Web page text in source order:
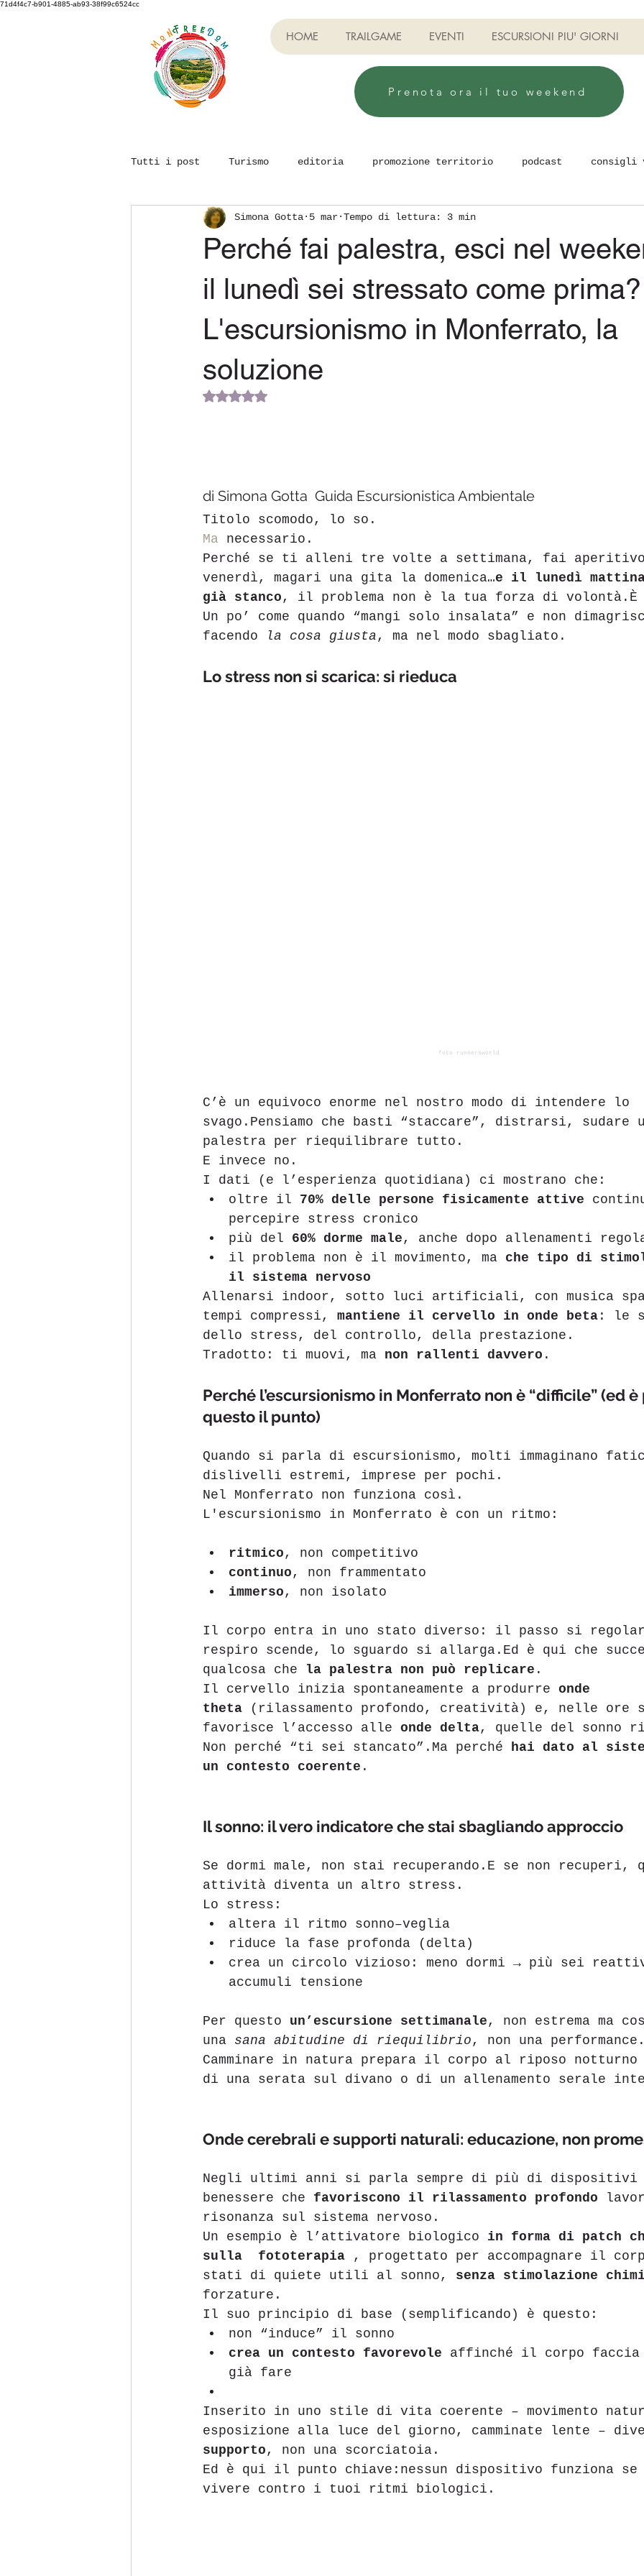
71d4f4c7-b901-4885-ab93-38f99c6524cc
HOME TRAILGAME EVENTI ESCURSIONI PIU' GIORNI
Prenota ora il tuo weekend
Tutti i post Turismo editoria promozione territorio podcast consigli
Evento Monfreedom Team Building Camminare e stare bene
Perché fai palestra, esci nel
il lunedì sei stressato come prima?
L'escursionismo in Monferrato, la
soluzione
Simona Gotta 5 mar Tempo di lettura: 3 min
Valutazione NaN stelle su 5.
di Simona Gotta  Guida Escursionistica Ambientale
Titolo scomodo, lo so.
Ma necessario.
Perché se ti alleni tre volte a settimana, fai
venerdì, magari una gita la domenica…e il lunedì
già stanco , il problema non è la tua forza di
Un po’ come quando “mangi solo insalata” e non
facendo
la cosa giusta , ma nel modo sbagliato.
Lo stress non si scarica: si rieduca
foto runnersworld
C’è un equivoco enorme nel nostro modo di intendere lo
svago.Pensiamo che basti “staccare”, distrarsi, sudare
palestra per riequilibrare tutto.
E invece no.
I dati (e l’esperienza quotidiana) ci mostrano che:
oltre il 70% delle persone fisicamente attive
percepire stress cronico
più del 60% dorme male , anche dopo allenamenti
il problema non è il movimento, ma che tipo di
il sistema nervoso
Allenarsi indoor, sotto luci artificiali, con musica
tempi compressi, mantiene il cervello in onde beta : le
dello stress, del controllo, della prestazione.
Tradotto: ti muovi, ma non rallenti davvero .
Perché l’escursionismo in Monferrato non è “difficile” (ed
questo il punto)
Quando si parla di escursionismo, molti immaginano
dislivelli estremi, imprese per pochi.
Nel Monferrato non funziona così.
L'escursionismo in Monferrato è con un ritmo:
ritmico , non competitivo
continuo , non frammentato
immerso , non isolato
Il corpo entra in uno stato diverso: il passo si
respiro scende, lo sguardo si allarga.Ed è qui che
qualcosa che la palestra non può replicare .
Il cervello inizia spontaneamente a produrre onde
theta (rilassamento profondo, creatività) e, nelle ore
favorisce l’accesso alle onde delta, quelle del sonno
Non perché “ti sei stancato”.Ma perché hai dato al
un contesto coerente .
Il sonno: il vero indicatore che stai sbagliando approccio
Se dormi male, non stai recuperando.E se non
attività diventa un altro stress.
Lo stress:
altera il ritmo sonno–veglia
riduce la fase profonda (delta)
crea un circolo vizioso: meno dormi → più sei
accumuli tensione
Per questo un’escursione settimanale , non estrema ma
una sana abitudine di riequilibrio , non una
Camminare in natura prepara il corpo al riposo
di una serata sul divano o di un allenamento serale
Onde cerebrali e supporti naturali: educazione, non
Negli ultimi anni si parla sempre di più di
benessere che favoriscono il rilassamento profondo
risonanza sul sistema nervoso.
Un esempio è l’attivatore biologico in forma di patch
sulla  fototerapia , progettato per accompagnare il
stati di quiete utili al sonno, senza stimolazione
forzature.
Il suo principio di base (semplificando) è questo:
non “induce” il sonno
crea un contesto favorevole affinché il corpo
già fare
Inserito in uno stile di vita coerente – movimento
esposizione alla luce del giorno, camminate lente –
supporto , non una scorciatoia.
Ed è qui il punto chiave:nessun dispositivo funziona
vivere contro i tuoi ritmi biologici.